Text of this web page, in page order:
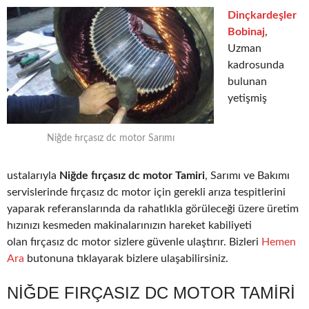
Niğde fırçasız dc motor Sarımı
Dinçkardeşler
Bobinaj,
Uzman
kadrosunda
bulunan
yetişmiş
ustalarıyla Niğde fırçasız dc motor Tamiri, Sarımı ve Bakımı
servislerinde fırçasız dc motor için gerekli arıza tespitlerini
yaparak referanslarında da rahatlıkla görüleceği üzere üretim
hızınızı kesmeden makinalarınızın hareket kabiliyeti
olan fırçasız dc motor sizlere güvenle ulaştırır. Bizleri Hemen
Ara butonuna tıklayarak bizlere ulaşabilirsiniz.
NIĞDE FIRÇASIZ DC MOTOR TAMIRI